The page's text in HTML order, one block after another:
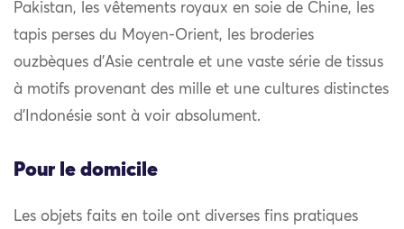
Pakistan, les vêtements royaux en soie de Chine, les
tapis perses du Moyen-Orient, les broderies
ouzbèques d’Asie centrale et une vaste série de tissus
à motifs provenant des mille et une cultures distinctes
d’Indonésie sont à voir absolument.
Pour le domicile
Les objets faits en toile ont diverses fins pratiques